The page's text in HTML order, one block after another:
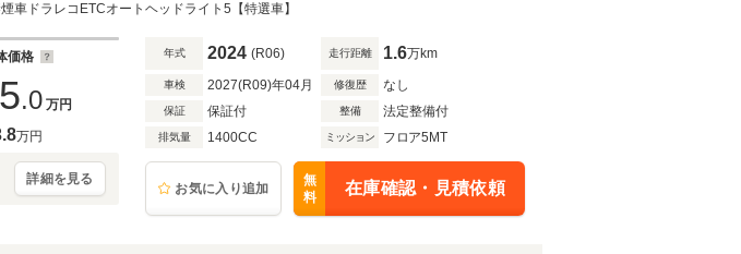
車ドラレコETCオートヘッドライト5【特選車】
価格
.0 万円
万円
詳細を見る
年式 2024 (R06) 走行距離 1.6万km
車検 2027(R09)年04月 修復歴 なし
保証 保証付 整備 法定整備付
排気量 1400CC ミッション フロア5MT
お気に入り追加
無
料
在庫確認・見積依頼